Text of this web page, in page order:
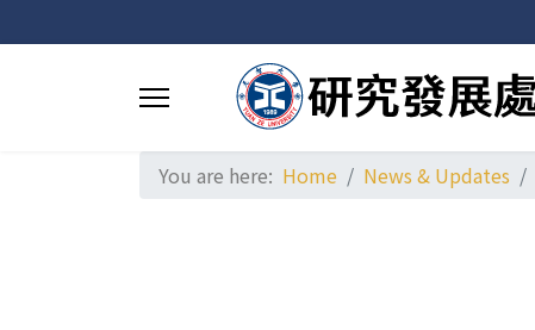
You are here: Home News & Updates